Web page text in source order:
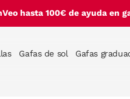
hasta 100€ de ayuda en
Gafas de sol Gafas